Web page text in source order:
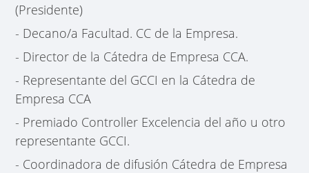
(Presidente)
- Decano/a Facultad. CC de la Empresa.
- Director de la Cátedra de Empresa CCA.
- Representante del GCCI en la Cátedra de
Empresa CCA
- Premiado Controller Excelencia del año u otro
representante GCCI.
- Coordinadora de difusión Cátedra de Empresa